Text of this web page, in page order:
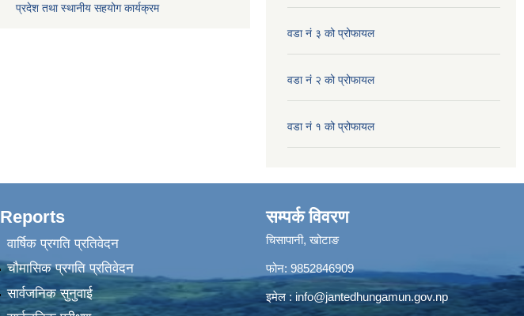
प्रदेश तथा स्थानीय सहयोग कार्यक्रम
वडा नं ३ को प्रोफायल
वडा नं २ को प्रोफायल
वडा नं १ को प्रोफायल
Reports
वार्षिक प्रगति प्रतिवेदन
चौमासिक प्रगति प्रतिवेदन
सार्वजनिक सुनुवाई
सम्पर्क विवरण
चिसापानी, खोटाङ
फोन: 9852846909
इमेल : info@jantedhungamun.gov.np